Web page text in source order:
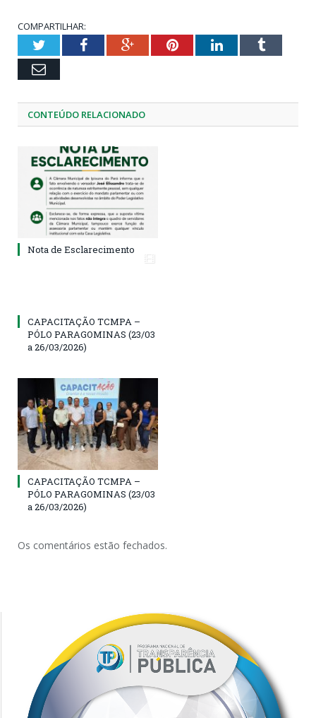
COMPARTILHAR:
TwitterFacebookGoogle+PinterestLinkedInTumblr
Email
CONTEÚDO RELACIONADO
Nota de Esclarecimento
CAPACITAÇÃO TCMPA –
PÓLO PARAGOMINAS (23/03
a 26/03/2026)
CAPACITAÇÃO TCMPA –
PÓLO PARAGOMINAS (23/03
a 26/03/2026)
Os comentários estão fechados.